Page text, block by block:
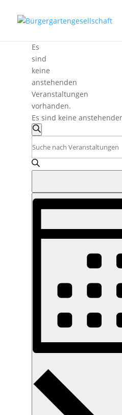
Es
sind
keine
anstehenden
Veranstaltungen
vorhanden.
Es sind keine
Suche
und
Ansichten,
Suche
Schlüsselwort
eingeben.
Veranstaltungen
Schlüsselwort.
Veranstaltung
Ansichten-